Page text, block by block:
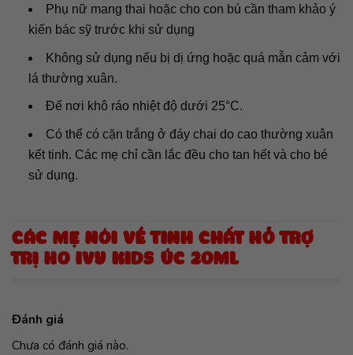
Phụ nữ mang thai hoặc cho con bú cần tham khảo ý
kiến bác sỹ trước khi sử dụng
Không sử dụng nếu bị dị ứng hoặc quá mẫn cảm với
lá thường xuân.
Để nơi khô ráo nhiệt độ dưới 25°C.
Có thể có cặn trắng ở đáy chai do cao thường xuân
kết tinh. Các mẹ chỉ cần lắc đều cho tan hết và cho bé
sử dụng.
CÁC MẸ NÓI VỀ TINH CHẤT HỖ TRỢ
TRỊ HO IVY KIDS ÚC 20ML
Đánh giá
Chưa có đánh giá nào.